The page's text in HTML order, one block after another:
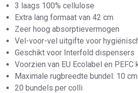
3 laags 100% cellulose
Extra lang formaat van 42 cm
Zeer hoog absorptievermogen
Vel-voor-vel uitgifte voor
Geschikt voor Interfold dispensers
Voorzien van EU Ecolabel en PEFC
Maximale rugbreedte bundel: 10 cm
20 bundels per colli